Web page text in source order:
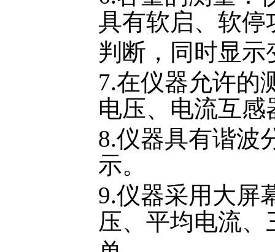
具有软启、软
判断，同时显
7.在仪器允许的
电压、电流互
8.仪器具有谐波
示。
9.仪器采用大屏
压、平均电流